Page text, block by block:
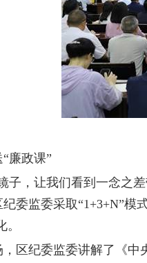
廉政课”
，让我们看到一念之差
委监委采取“1+3+N”
纪委监委讲解了《中